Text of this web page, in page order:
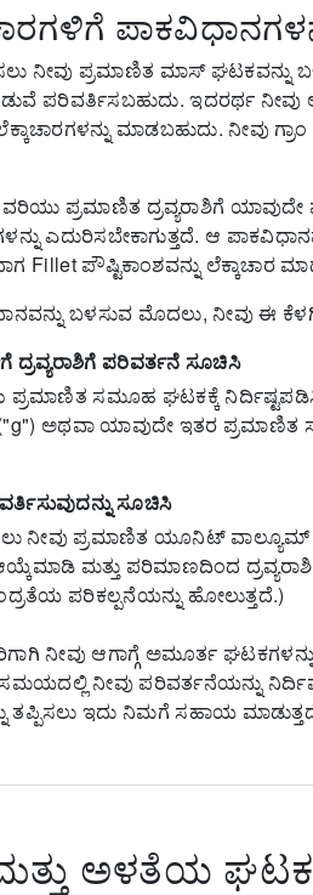
ನೀವು ಪ್ರಮಾಣಿತ ಮಾಸ್ ಘಟಕವನ್ನು
ಪರಿವರ್ತಿಸಬಹುದು. ಇದರರ್ಥ ನೀವು
ಮಾಡಬಹುದು. ನೀವು
ಪ್ರಮಾಣಿತ ದ್ರವ್ಯರಾಶಿಗೆ
ಎದುರಿಸಬೇಕಾಗುತ್ತದೆ. ಆ
Fillet ಪೌಷ್ಟಿಕಾಂಶವನ್ನು ಲೆಕ್ಕಾಚಾರ
ಬಳಸುವ ಮೊದಲು, ನೀವು ಈ
ದ್ರವ್ಯರಾಶಿಗೆ ಪರಿವರ್ತನೆ ಸೂಚಿಸಿ
ಪ್ರಮಾಣಿತ ಸಮೂಹ ಘಟಕಕ್ಕೆ
("g") ಅಥವಾ ಯಾವುದೇ ಇತರ
ಸೂಚಿಸಿ
ನೀವು ಪ್ರಮಾಣಿತ ಯೂನಿಟ್
ಮತ್ತು ಪರಿಮಾಣದಿಂದ
ಪರಿಕಲ್ಪನೆಯನ್ನು ಹೋಲುತ್ತದೆ.)
ನೀವು ಆಗಾಗ್ಗೆ ಅಮೂರ್ತ
ನೀವು ಪರಿವರ್ತನೆಯನ್ನು
ತಪ್ಪಿಸಲು ಇದು ನಿಮಗೆ ಸಹಾಯ
ಅಳತೆಯ